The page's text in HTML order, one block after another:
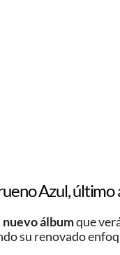
Azul,
nuevo álbumque
su renovado